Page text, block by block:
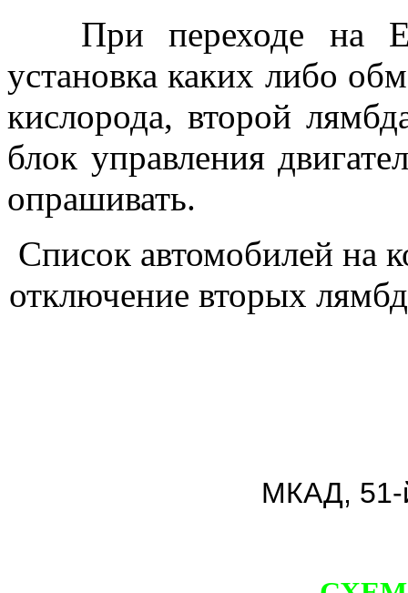
При переходе на
установка каких либо
кислорода, второй
блок управления
опрашивать.
Список автомобилей на
отключение вторых
МКАД, 51-